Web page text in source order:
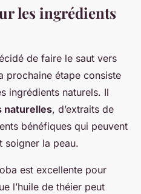
les ingrédients
de faire le saut vers
prochaine étape consiste
ingrédients naturels. Il
naturelles, d’extraits de
bénéfiques qui peuvent
soigner la peau.
est excellente pour
l’huile de théier peut